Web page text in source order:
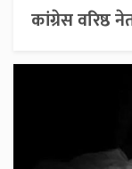
कांग्रेस वरिष्ठ